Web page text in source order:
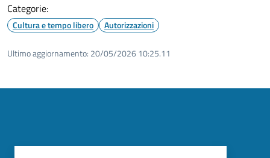
Categorie:
Cultura e tempo libero Autorizzazioni
Ultimo aggiornamento: 20/05/2026 10:25.11